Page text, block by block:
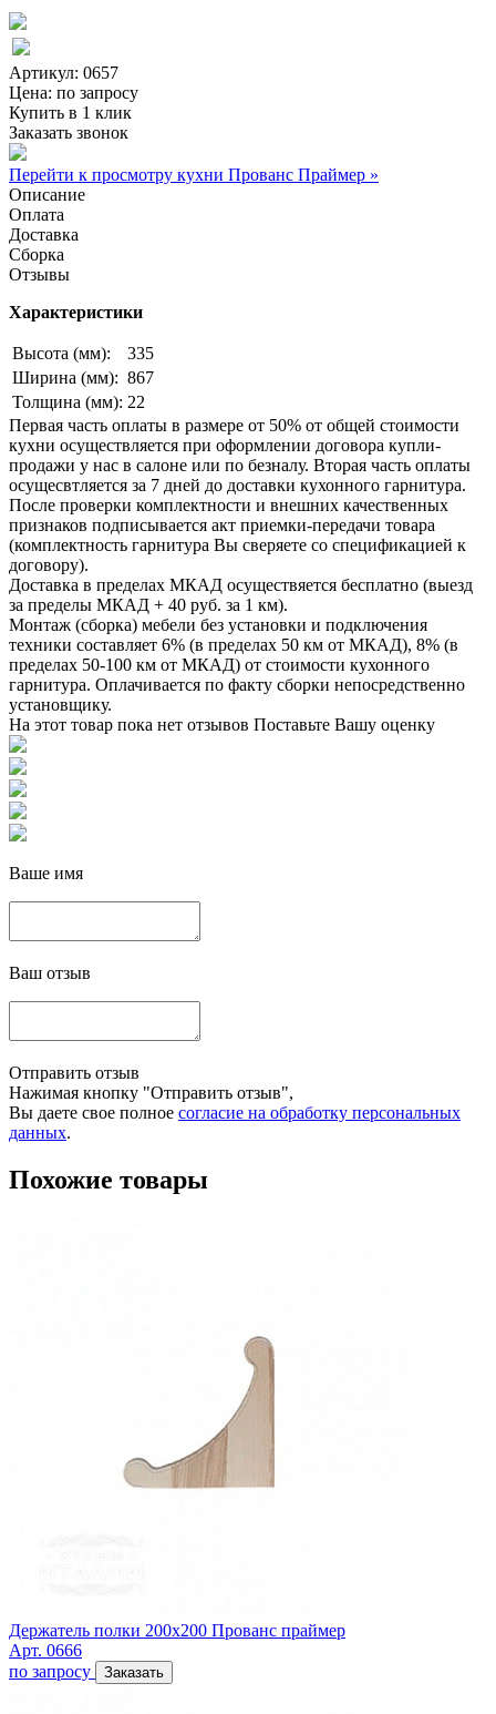
Артикул: 0657
Цена: по запросу
Купить в 1 клик
Заказать звонок
Перейти к просмотру кухни Прованс Праймер »
Описание
Оплата
Доставка
Сборка
Отзывы
Характеристики
Высота (мм):
335
Ширина (мм): 867
Толщина (мм): 22
Первая часть оплаты в размере от 50% от общей стоимости
кухни осуществляется при оформлении договора купли-
продажи у нас в салоне или по безналу. Вторая часть оплаты
осущесвтляется за 7 дней до доставки кухонного гарнитура.
После проверки комплектности и внешних качественных
признаков подписывается акт приемки-передачи товара
(комплектность гарнитура Вы сверяете со спецификацией к
договору).
Доставка в пределах МКАД осуществяется бесплатно (выезд
за пределы МКАД + 40 руб. за 1 км).
Монтаж (сборка) мебели без установки и подключения
техники составляет 6% (в пределах 50 км от МКАД), 8% (в
пределах 50-100 км от МКАД) от стоимости кухонного
гарнитура. Оплачивается по факту сборки непосредственно
установщику.
На этот товар пока нет отзывов Поставьте Вашу оценку
Ваше имя
Ваш отзыв
Отправить отзыв
Нажимая кнопку "Отправить отзыв",
Вы даете свое полное согласие на обработку персональных
данных.
Похожие товары
Держатель полки 200х200 Прованс праймер
Арт. 0666
по запросу
Заказать